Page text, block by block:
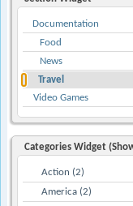
Documentation
Food
News
Travel
Video Games
Categories Widget
Action (2)
America (2)